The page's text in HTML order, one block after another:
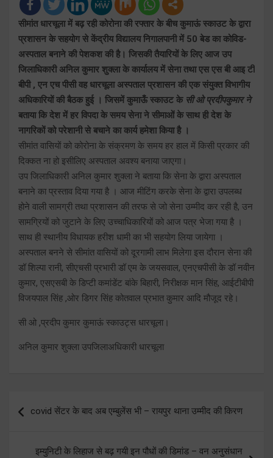
सीमांत धारचूला में बढ़ रही कोरोना की रफ्तार के बीच कुमाऊं स्काउट के द्वारा
प्रशासन के सहयोग से केंद्रीय विद्यालय निगालपानी में 50 बेड का कोविड-
अस्पताल बनाने की पेशकश की है। जिसकी तैयारियों के लिए आज उप
जिलाधिकारी अनिल कुमार शुक्ला के कार्यालय में सेना तथा एस एस बी आइ टी
बीपी , एन एच पीसी वह धारचूला अस्पताल प्रशासन की एक संयुक्त विभागीय
अधिकारियों की बैठक हुई । जिसमें कुमाऊँ स्काउट के सी ओ प्रदीपकुमार ने
बताया कि देश में हर विपदा के समय सेना ने सीमाओं के साथ ही देश के
नागरिकों को परेशानी से बचाने का कार्य हमेशा किया है ।
सीमांत वासियों को कोरोना के संक्रमण के समय हर हाल में किसी प्रकार की
दिक्कत ना हो इसीलिए अस्पताल अवश्य बनाया जाएगा।
उप जिलाधिकारी अनिल कुमार शुक्ला ने बताया कि सेना के द्वारा अस्पताल
बनाने का प्रस्ताव दिया गया है । आज मीटिंग करके सेना के द्वारा उपलब्ध
होने वाली सामग्री तथा प्रशासन की तरफ से जो सेना उम्मीद कर रही है, उन
सामग्रियों को जुटाने के लिए उच्चाधिकारियों को आज पत्र भेजा गया है ।
साथ ही स्थानीय विधायक हरीश धामी का भी सहयोग लिया जायेगा ।
अस्पताल बनने से सीमांत वासियों को दूरगामी लाभ मिलेगा इस दौरान सेना की
डॉ शिल्पा रानी, सीएचसी प्रभारी डॉ एम के जयसवाल, एनएचपीसी के डॉ नवीन
कुमार, एसएसबी के डिप्टी कमांडेंट बांके बिहारी, निरीक्षक मान सिंह, आईटीबीपी
विजयपाल सिंह ,ओर डिगर सिंह कोतवाल प्रभात कुमार आदि मौजूद रहे।
सी ओ ,प्रदीप कुमार कुमाऊं स्काउट्स ‌धारचूला।
अनिल कुमार शुक्ला उपजिलाअधिकारी धारचूला
navigation
covid सेंटर के बाद अब एम्बुलेंस भी – रायपुर थाना उम्मीद की किरण
इम्युनिटी के लिहाज से बढ़ गयी इन पौधों की डिमांड – वन अनुसंधान